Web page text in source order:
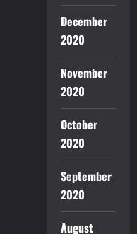
December
2020
November
2020
October
2020
September
2020
August